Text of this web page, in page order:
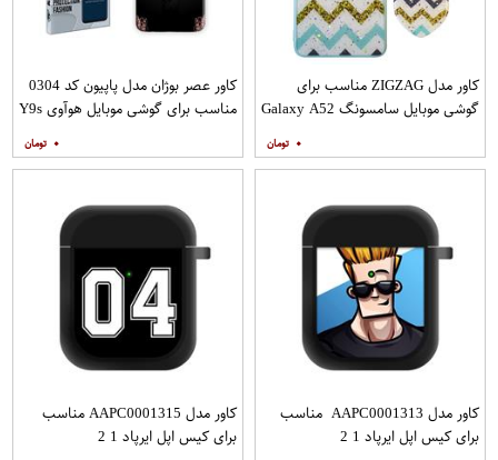
کاور مدل ZIGZAG مناسب برای
گوشی موبایل سامسونگ Galaxy A52
۰
کاور عصر بوژان مدل پاپیون کد 0304
مناسب برای گوشی موبایل هوآوی Y9s
۰
کاور مدل AAPC0001313 مناسب
برای کیس اپل ایرپاد 1 2
کاور مدل AAPC0001315 مناسب
برای کیس اپل ایرپاد 1 2